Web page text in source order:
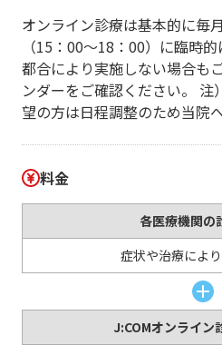
オンライン診療は基本的に毎
（15：00～18：00）に臨時
都合により実施しない場合も
ンダーをご確認ください。 注
望の方は日程調整のため当院
料金
各医療機関の
症状や治療によ
J:COMオンライ